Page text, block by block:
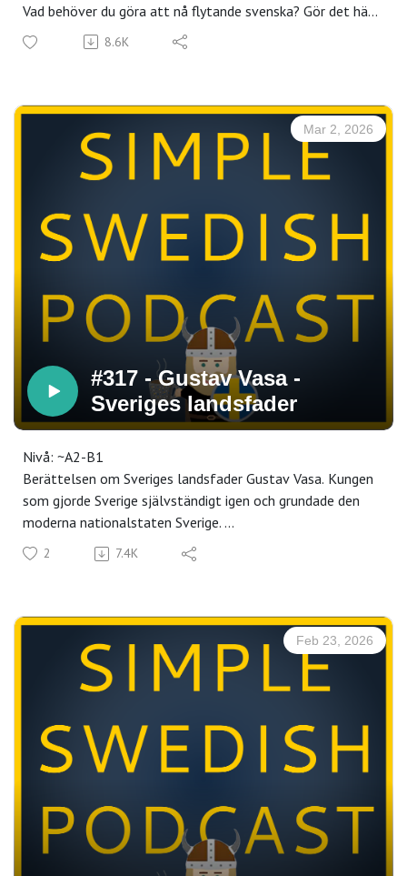
Vad behöver du göra att nå flytande svenska? Gör det här
GRATIS quizzet och se vad du behöver jobba på!
8.6K
Mar 2, 2026
#317 - Gustav Vasa -
Sveriges landsfader
Nivå: ~A2-B1
Berättelsen om Sveriges landsfader Gustav Vasa. Kungen
som gjorde Sverige självständigt igen och grundade den
moderna nationalstaten Sverige.
Lyssna också på dessa avsnitt:
#193 - Kalmarunionen
som lär sig svenska? Bli medlem på Simple Swedish
Center för bara 9€ i månaden. Klicka här för en gratis
provperiod i 7 dagar.
2 7.4K
Feb 23, 2026